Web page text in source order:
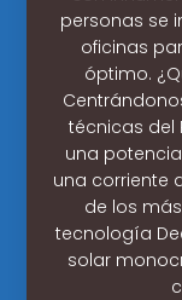
personas se
oficinas
óptimo.
técnicas del
una
una corriente
de los
tecnología
solar